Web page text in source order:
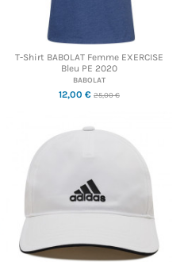
T-Shirt BABOLAT Femme EXERCISE
Bleu PE 2020
BABOLAT
12,00 € 25,00 €